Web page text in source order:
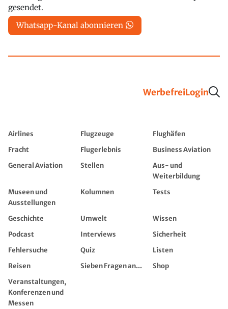
gesendet.
Whatsapp-Kanal abonnieren
WerbefreiLogin
Airlines Flugzeuge
Flughäfen
Fracht
Flugerlebnis
Business Aviation
General Aviation
Stellen
Aus- und
Weiterbildung
Museen und
Ausstellungen
Kolumnen Tests
Geschichte Umwelt
Wissen
Podcast
Interviews
Sicherheit
Fehlersuche
Quiz
Listen
Reisen
Sieben Fragen an...
Shop
Veranstaltungen,
Konferenzen und
Messen